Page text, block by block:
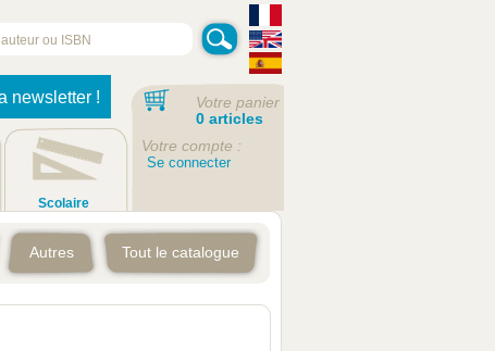
newsletter !
Scolaire
Votre panier
0 articles
Votre compte :
Se connecter
Autres Tout le catalogue